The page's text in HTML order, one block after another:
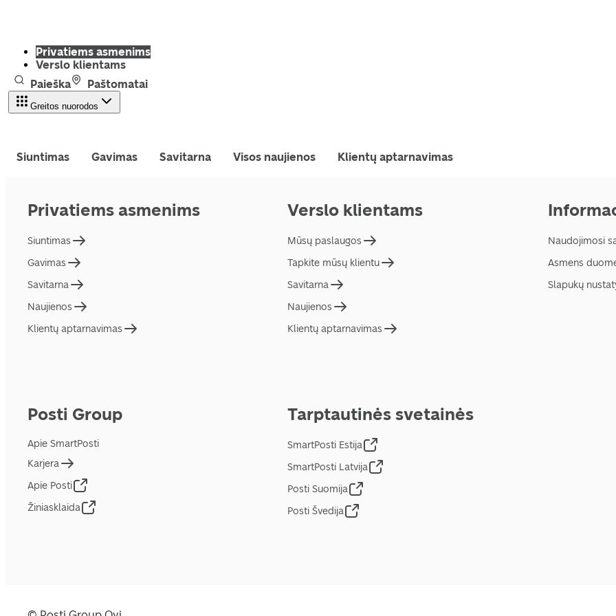
Privatiems asmenims
Verslo klientams
Paieška
Paštomatai
Greitos nuorodos
Siuntimas Gavimas Savitarna Visos naujienos Klientų aptarnavimas
Privatiems asmenims
Siuntimas
Gavimas
Savitarna
Naujienos
Klientų aptarnavimas
Verslo klientams
Mūsų paslaugos
Tapkite mūsų klientu
Savitarna
Naujienos
Klientų aptarnavimas
Naudojimosi
Asmens
Slapukų
Posti Group
Apie SmartPosti
Karjera
Apie Posti
Žiniasklaida
Tarptautinės svetainės
SmartPosti Estija
SmartPosti Latvija
Posti Suomija
Posti Švedija